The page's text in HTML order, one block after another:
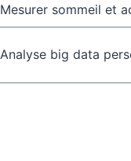
Mesurer sommeil et
Analyse big data